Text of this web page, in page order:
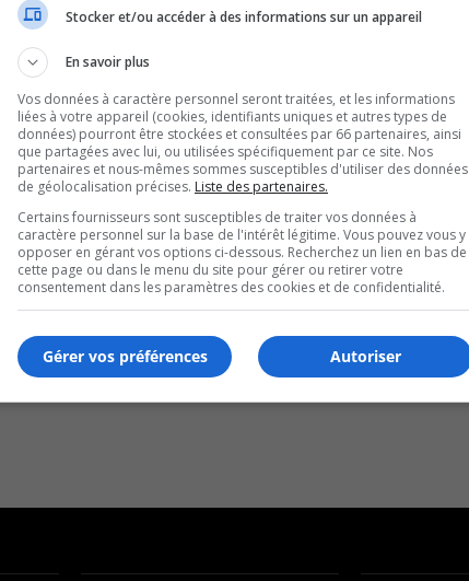
montérégiennes
Stocker et/ou accéder à des informations sur un appareil
En savoir plus
Vos données à caractère personnel seront traitées, et les informations
liées à votre appareil (cookies, identifiants uniques et autres types de
données) pourront être stockées et consultées par 66 partenaires, ainsi
que partagées avec lui, ou utilisées spécifiquement par ce site. Nos
partenaires et nous-mêmes sommes susceptibles d'utiliser des données
de géolocalisation précises. Liste des partenaires.
Certains fournisseurs sont susceptibles de traiter vos données à
caractère personnel sur la base de l'intérêt légitime. Vous pouvez vous y
opposer en gérant vos options ci-dessous. Recherchez un lien en bas de
cette page ou dans le menu du site pour gérer ou retirer votre
consentement dans les paramètres des cookies et de confidentialité.
Autoriser
Gérer vos préférences